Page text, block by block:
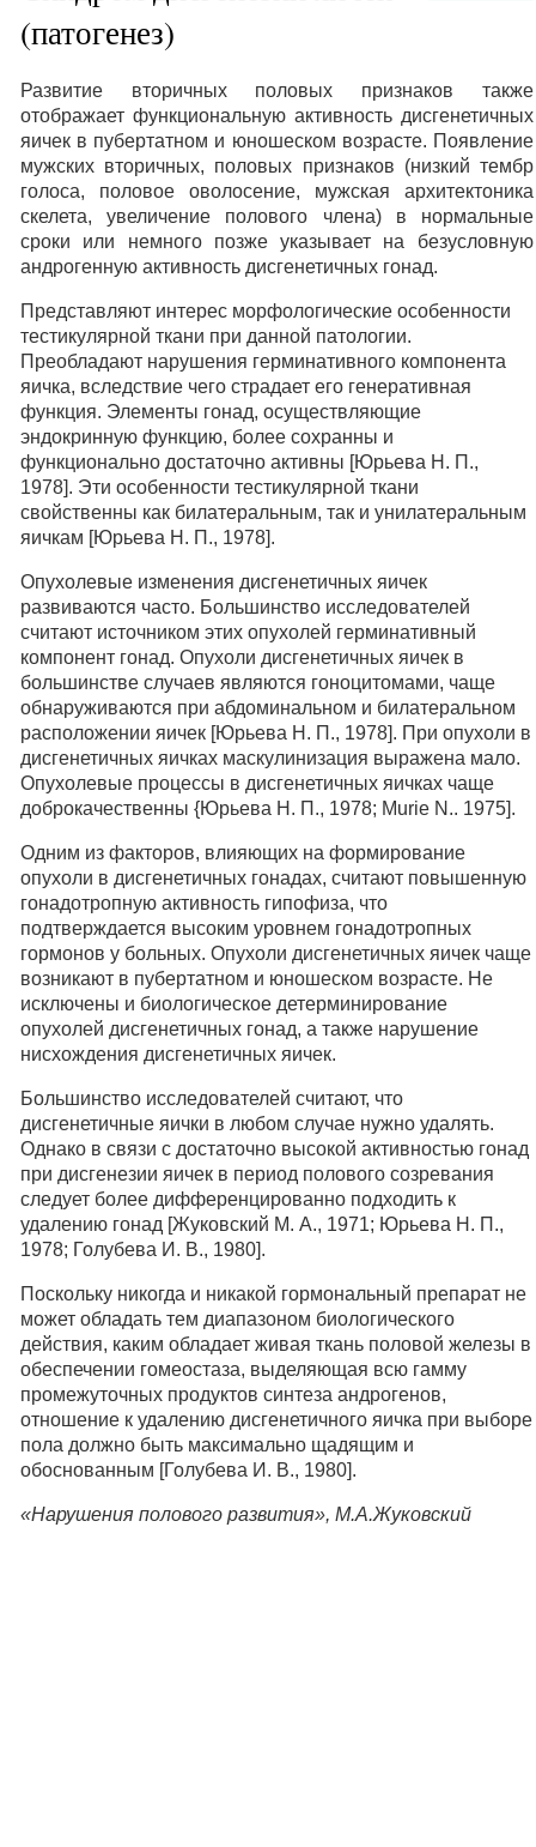
(патогенез)
Развитие вторичных половых признаков также
отображает функциональную активность дисгенетичных
яичек в пубертатном и юношеском возрасте. Появление
мужских вторичных, половых признаков (низкий тембр
голоса, половое оволосение, мужская архитектоника
скелета, увеличение полового члена) в нормальные
сроки или немного позже указывает на безусловную
андрогенную активность дисгенетичных гонад.
Представляют интерес морфологические особенности
тестикулярной ткани при данной патологии.
Преобладают нарушения герминативного компонента
яичка, вследствие чего страдает его генеративная
функция. Элементы гонад, осуществляющие
эндокринную функцию, более сохранны и
функционально достаточно активны [Юрьева Н. П.,
1978]. Эти особенности тестикулярной ткани
свойственны как билатеральным, так и унилатеральным
яичкам [Юрьева Н. П., 1978].
Опухолевые изменения дисгенетичных яичек
развиваются часто. Большинство исследователей
считают источником этих опухолей герминативный
компонент гонад. Опухоли дисгенетичных яичек в
большинстве случаев являются гоноцитомами, чаще
обнаруживаются при абдоминальном и билатеральном
расположении яичек [Юрьева Н. П., 1978]. При опухоли в
дисгенетичных яичках маскулинизация выражена мало.
Опухолевые процессы в дисгенетичных яичках чаще
доброкачественны {Юрьева Н. П., 1978; Murie N.. 1975].
Одним из факторов, влияющих на формирование
опухоли в дисгенетичных гонадах, считают повышенную
гонадотропную активность гипофиза, что
подтверждается высоким уровнем гонадотропных
гормонов у больных. Опухоли дисгенетичных яичек чаще
возникают в пубертатном и юношеском возрасте. Не
исключены и биологическое детерминирование
опухолей дисгенетичных гонад, а также нарушение
нисхождения дисгенетичных яичек.
Большинство исследователей считают, что
дисгенетичные яички в любом случае нужно удалять.
Однако в связи с достаточно высокой активностью гонад
при дисгенезии яичек в период полового созревания
следует более дифференцированно подходить к
удалению гонад [Жуковский М. А., 1971; Юрьева Н. П.,
1978; Голубева И. В., 1980].
Поскольку никогда и никакой гормональный препарат не
может обладать тем диапазоном биологического
действия, каким обладает живая ткань половой железы в
обеспечении гомеостаза, выделяющая всю гамму
промежуточных продуктов синтеза андрогенов,
отношение к удалению дисгенетичного яичка при выборе
пола должно быть максимально щадящим и
обоснованным [Голубева И. В., 1980].
«Нарушения полового развития», М.А.Жуковский